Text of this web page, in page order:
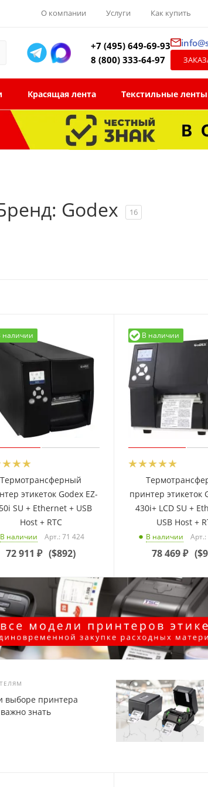
О компании Услуги Как купить
+7 (495) 649-69-93
8 (800) 333-64-97
Красящая лента Текстильные ленты
Godex 16
наличии
Термотрансферный
этикеток Godex EZ-
SU + Ethernet + USB
Host + RTC
В наличии Арт.: 71 424
72 911 ₽ ($892)
В наличии
принтер этикеток
430i+ LCD SU +
USB Host +
В наличии Арт.:
78 469₽ (
выборе принтера
знать